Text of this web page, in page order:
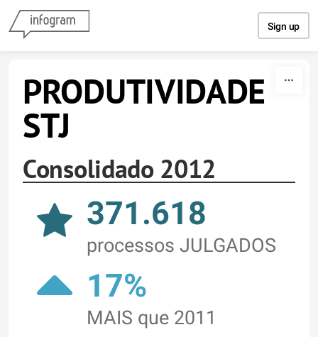
Sign up
PRODUTIVIDADE
STJ
Consolidado 2012
371.618
processos JULGADOS
17%
MAIS que 2011